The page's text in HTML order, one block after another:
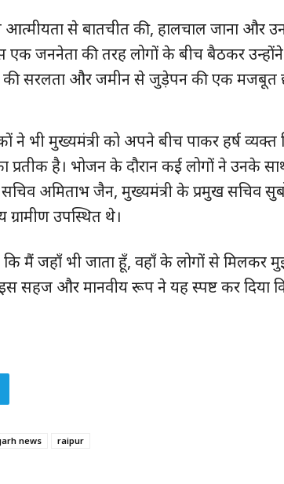
हमसे जुड़े
हमारे
संपर्क
आत्मीयता से बातचीत की, हालचाल जाना और
एक जननेता की तरह लोगों के बीच बैठकर
की सरलता और जमीन से जुड़ेपन की एक मजबूत
ने भी मुख्यमंत्री को अपने बीच पाकर हर्ष
है। भोजन के दौरान कई लोगों ने उनके
अमिताभ जैन, मुख्यमंत्री के प्रमुख सचिव
उपस्थित थे।
मैं जहाँ भी जाता हूँ, वहाँ के लोगों से मिलकर
सहज और मानवीय रूप ने यह स्पष्ट कर
news raipur